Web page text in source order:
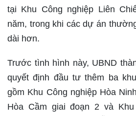
tại Khu Công nghiệp Liên
năm, trong khi các dự án
dài hơn.
Trước tình hình này, UBND
quyết định đầu tư thêm ba
gồm Khu Công nghiệp Hòa
Hòa Cầm giai đoạn 2 và